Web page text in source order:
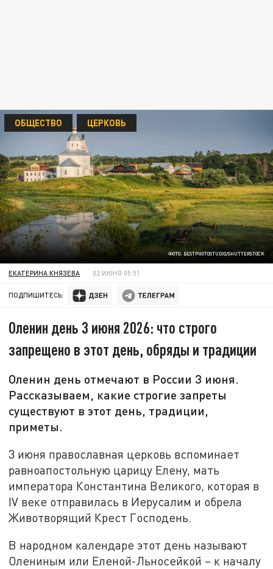
ФОТО: BESTPHOTOSTUDIO/SHUTTERSTOCK
ОБЩЕСТВО ЦЕРКОВЬ
ЕКАТЕРИНА КНЯЗЕВА 02 ИЮНЯ 05:51
ПОДПИШИТЕСЬ:
Оленин день 3 июня 2026: что строго
запрещено в этот день, обряды и традиции
Оленин день отмечают в России 3 июня.
Рассказываем, какие строгие запреты
существуют в этот день, традиции,
приметы.
3 июня православная церковь вспоминает
равноапостольную царицу Елену, мать
императора Константина Великого, которая в
IV веке отправилась в Иерусалим и обрела
Животворящий Крест Господень.
В народном календаре этот день называют
Олениным или Еленой-Льносейкой – к началу